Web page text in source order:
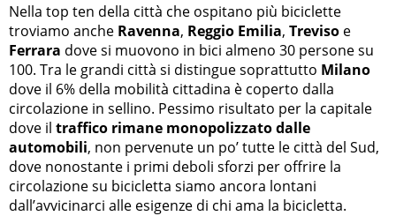
Nella top ten della città che ospitano più biciclette
troviamo anche Ravenna, Reggio Emilia, Treviso e
Ferrara dove si muovono in bici almeno 30 persone su
100. Tra le grandi città si distingue soprattutto Milano
dove il 6% della mobilità cittadina è coperto dalla
circolazione in sellino. Pessimo risultato per la capitale
dove il traffico rimane monopolizzato dalle
automobili, non pervenute un po’ tutte le città del Sud,
dove nonostante i primi deboli sforzi per offrire la
circolazione su bicicletta siamo ancora lontani
dall’avvicinarci alle esigenze di chi ama la bicicletta.